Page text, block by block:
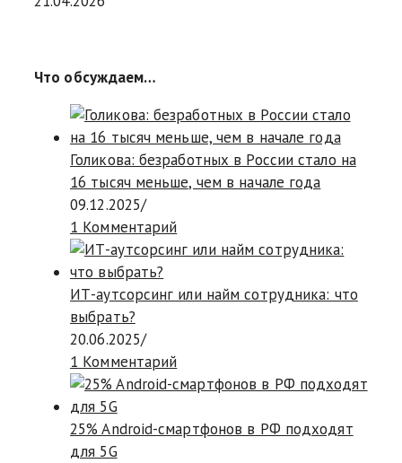
Что обсуждаем…
Голикова: безработных в России стало на
16 тысяч меньше, чем в начале года
09.12.2025/
1 Комментарий
ИТ-аутсорсинг или найм сотрудника: что
выбрать?
20.06.2025/
1 Комментарий
25% Android-смартфонов в РФ подходят
для 5G